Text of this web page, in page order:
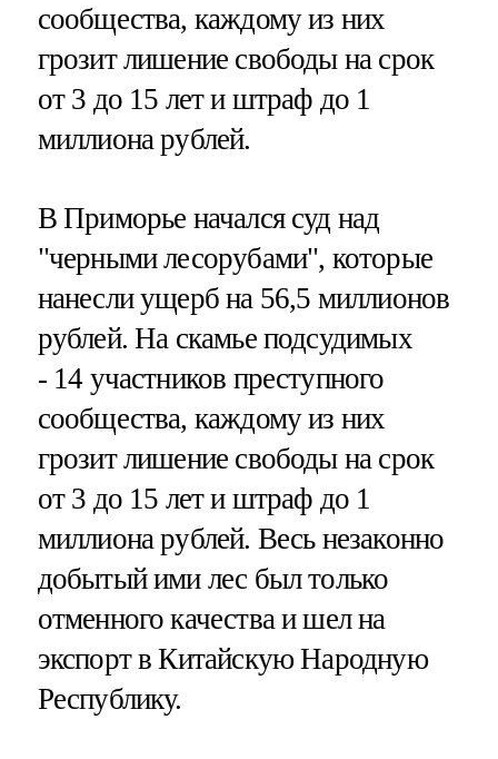
сообщества, каждому из них
грозит лишение свободы на срок
от 3 до 15 лет и штраф до 1
миллиона рублей.
В Приморье начался суд над
"черными лесорубами", которые
нанесли ущерб на 56,5 миллионов
рублей. На скамье подсудимых
- 14 участников преступного
сообщества, каждому из них
грозит лишение свободы на срок
от 3 до 15 лет и штраф до 1
миллиона рублей. Весь незаконно
добытый ими лес был только
отменного качества и шел на
экспорт в Китайскую Народную
Республику.